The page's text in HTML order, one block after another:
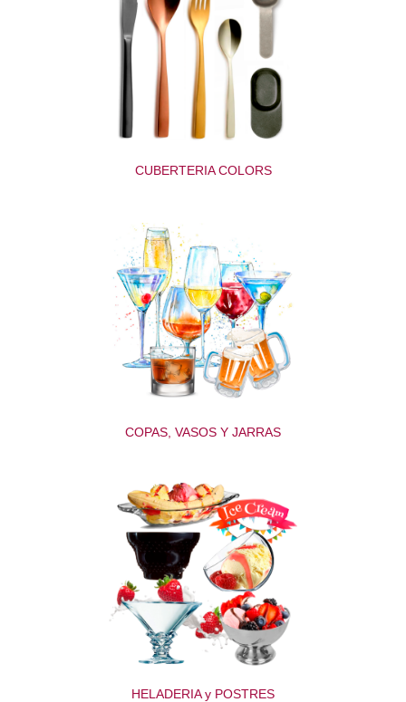
CUBERTERIA COLORS
COPAS, VASOS Y JARRAS
HELADERIA y POSTRES